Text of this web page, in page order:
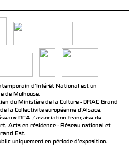
d’Intérêt National est un
de Mulhouse.
du Ministère de la Culture - DRAC Grand
la Collectivité européenne d’Alsace.
DCA / association française de
Arts en résidence - Réseau national et
Est.
uniquement en période d'exposition.